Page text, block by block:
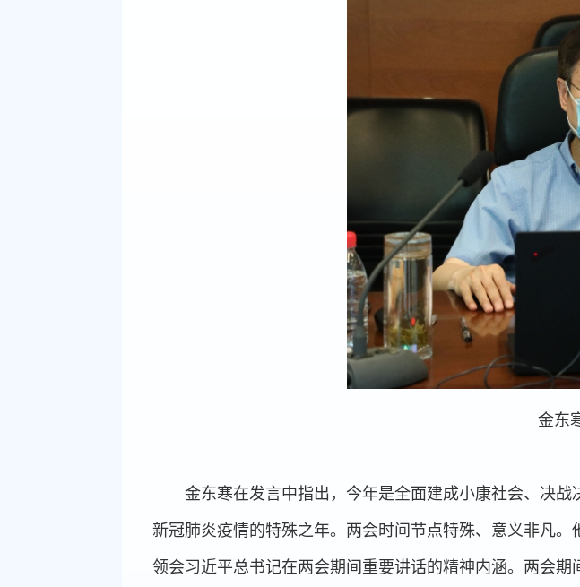
金东
金东寒在发言中指出，今年是全面建成小康社会、决
新冠肺炎疫情的特殊之年。两会时间节点特殊、意义非凡
领会习近平总书记在两会期间重要讲话的精神内涵。两会